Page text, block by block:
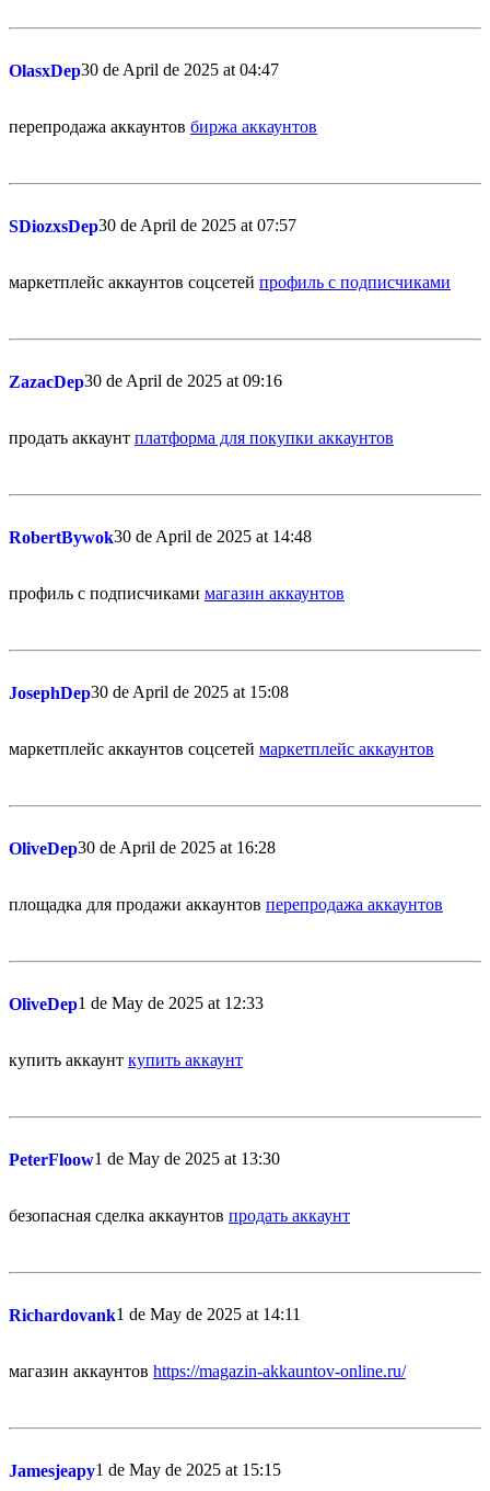
OlasxDep30 de April de 2025 at 04:47
перепродажа аккаунтов биржа аккаунтов
SDiozxsDep30 de April de 2025 at 07:57
маркетплейс аккаунтов соцсетей профиль с подписчиками
ZazacDep30 de April de 2025 at 09:16
продать аккаунт платформа для покупки аккаунтов
RobertBywok30 de April de 2025 at 14:48
профиль с подписчиками магазин аккаунтов
JosephDep30 de April de 2025 at 15:08
маркетплейс аккаунтов соцсетей маркетплейс аккаунтов
OliveDep30 de April de 2025 at 16:28
площадка для продажи аккаунтов перепродажа аккаунтов
OliveDep1 de May de 2025 at 12:33
купить аккаунт купить аккаунт
PeterFloow1 de May de 2025 at 13:30
безопасная сделка аккаунтов продать аккаунт
Richardovank1 de May de 2025 at 14:11
магазин аккаунтов https://magazin-akkauntov-online.ru/
Jamesjeapy1 de May de 2025 at 15:15